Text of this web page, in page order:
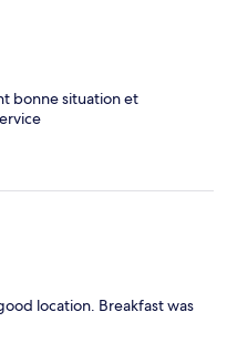
bonne situation et
location. Breakfast was